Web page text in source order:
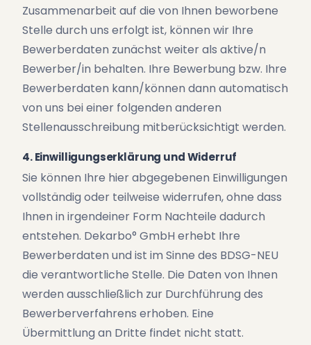
Zusammenarbeit auf die von Ihnen beworbene
Stelle durch uns erfolgt ist, können wir Ihre
Bewerberdaten zunächst weiter als aktive/n
Bewerber/in behalten. Ihre Bewerbung bzw. Ihre
Bewerberdaten kann/können dann automatisch
von uns bei einer folgenden anderen
Stellenausschreibung mitberücksichtigt werden.
4. Einwilligungserklärung und Widerruf
Sie können Ihre hier abgegebenen Einwilligungen
vollständig oder teilweise widerrufen, ohne dass
Ihnen in irgendeiner Form Nachteile dadurch
entstehen. Dekarbo° GmbH erhebt Ihre
Bewerberdaten und ist im Sinne des BDSG-NEU
die verantwortliche Stelle. Die Daten von Ihnen
werden ausschließlich zur Durchführung des
Bewerberverfahrens erhoben. Eine
Übermittlung an Dritte findet nicht statt.